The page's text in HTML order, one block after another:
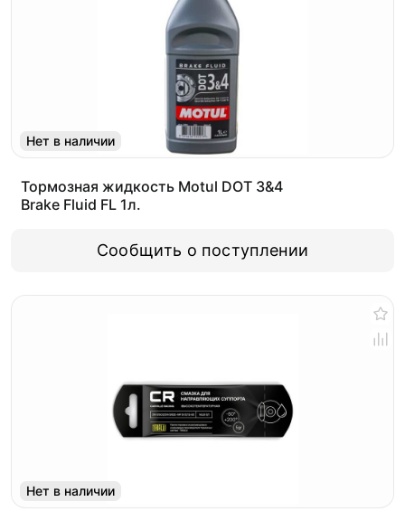
Нет в наличии
Тормозная жидкость Motul DOT 3&4
Brake Fluid FL 1л.
Сообщить о поступлении
Нет в наличии